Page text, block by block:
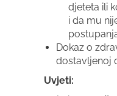
djeteta ili
i da mu
Dokaz o
dostavljenoj
Uvjeti: